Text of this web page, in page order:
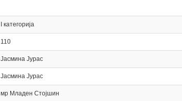
I категорија
110
Јасмина Јурас
Јасмина Јурас
мр Младен Стојшин